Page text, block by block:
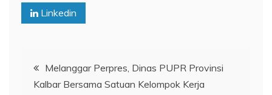
Linkedin
Navigasi
Melanggar Perpres, Dinas PUPR Provinsi
Kalbar Bersama Satuan Kelompok Kerja